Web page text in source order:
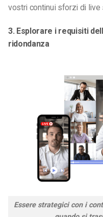
vostri continui sforzi di live
3. Esplorare i requisiti
ridondanza
Essere strategici con i